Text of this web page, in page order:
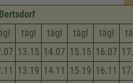
tägl tägl tägl tägl
13.15 14.07 15.15 16.07
13.19 14.11 15.19 16.11